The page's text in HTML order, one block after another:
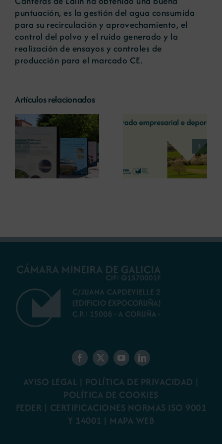
puntuación, es la gestión del agua consumida
para su recirculación y aprovechamiento, el
control del polvo y el ruido generado y la
realización de ensayos y controles de
producción para el marcado CE.
Artículos relacionados
La COMG reúne a
dos líderes
empresarias con
motivo de su
Centenario para
debatir sobre el
La OIPE y el
CRETUS
presentan las
últimas
innovaciones en
restauración
AVISO LEGAL | POLÍTICA DE PRIVACIDAD |
POLÍTICA DE COOKIES
FEDER | CERTIFICACIONES NORMAS ISO 9001
Y 14001 | MAPA WEB